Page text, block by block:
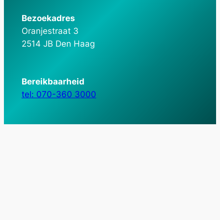
Bezoekadres
Oranjestraat 3
2514 JB Den Haag
Bereikbaarheid
tel: 070-360 3000